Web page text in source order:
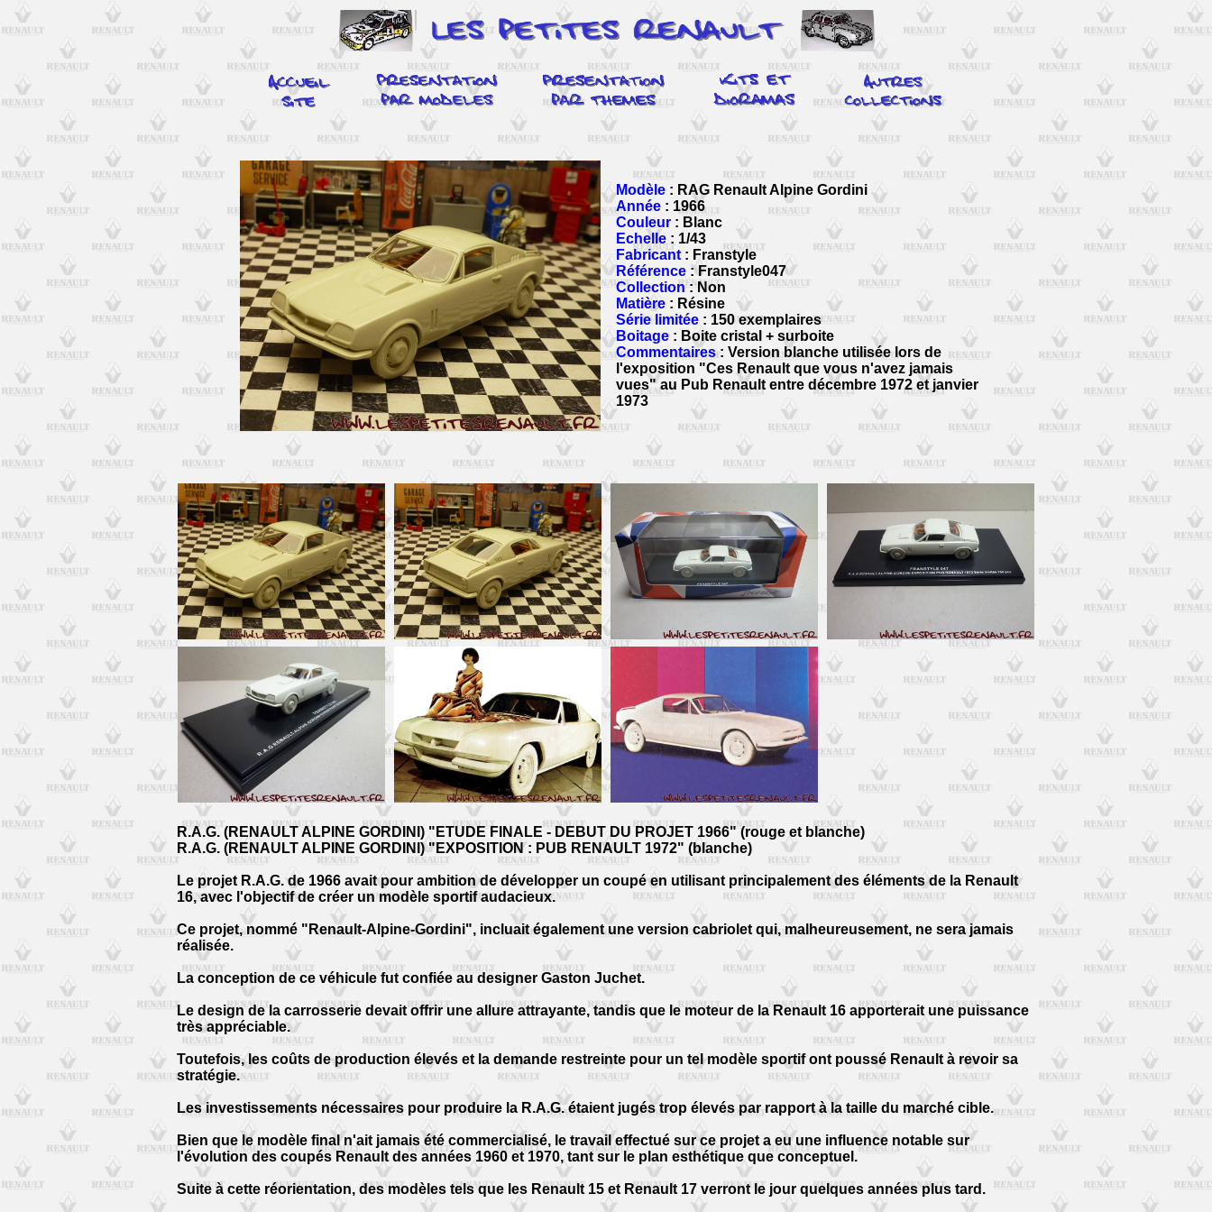
Modèle : RAG Renault Alpine Gordini
Année : 1966
Couleur : Blanc
Echelle : 1/43
Fabricant : Franstyle
Référence : Franstyle047
Collection: Non
Matière : Résine
Série limitée : 150 exemplaires
Boitage : Boite cristal + surboite
Commentaires: Version blanche utilisée lors de
l'exposition "Ces Renault que vous n'avez jamais
vues" au Pub Renault entre décembre 1972 et janvier
1973
R.A.G. (RENAULT ALPINE GORDINI) "ETUDE FINALE - DEBUT DU PROJET 1966" (rouge et blanche)
R.A.G. (RENAULT ALPINE GORDINI) "EXPOSITION : PUB RENAULT 1972" (blanche)
Le projet R.A.G. de 1966 avait pour ambition de développer un coupé en utilisant principalement des éléments de la Renault
16, avec l'objectif de créer un modèle sportif audacieux.
Ce projet, nommé "Renault-Alpine-Gordini", incluait également une version cabriolet qui, malheureusement, ne sera jamais
réalisée.
La conception de ce véhicule fut confiée au designer Gaston Juchet.
Le design de la carrosserie devait offrir une allure attrayante, tandis que le moteur de la Renault 16 apporterait une puissance
très appréciable.
Toutefois, les coûts de production élevés et la demande restreinte pour un tel modèle sportif ont poussé Renault à revoir sa
stratégie.
Les investissements nécessaires pour produire la R.A.G. étaient jugés trop élevés par rapport à la taille du marché cible.
Bien que le modèle final n'ait jamais été commercialisé, le travail effectué sur ce projet a eu une influence notable sur
l'évolution des coupés Renault des années 1960 et 1970, tant sur le plan esthétique que conceptuel.
Suite à cette réorientation, des modèles tels que les Renault 15 et Renault 17 verront le jour quelques années plus tard.